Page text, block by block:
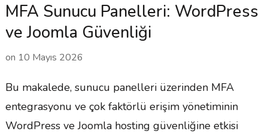
MFA Sunucu Panelleri: WordPress
ve Joomla Güvenliği
on 10 Mayıs 2026
Bu makalede, sunucu panelleri üzerinden MFA
entegrasyonu ve çok faktörlü erişim yönetiminin
WordPress ve Joomla hosting güvenliğine etkisi